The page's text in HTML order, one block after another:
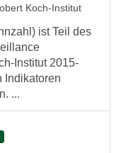
Koch-Institut
ist Teil des
Institut 2015-
Indikatoren
...